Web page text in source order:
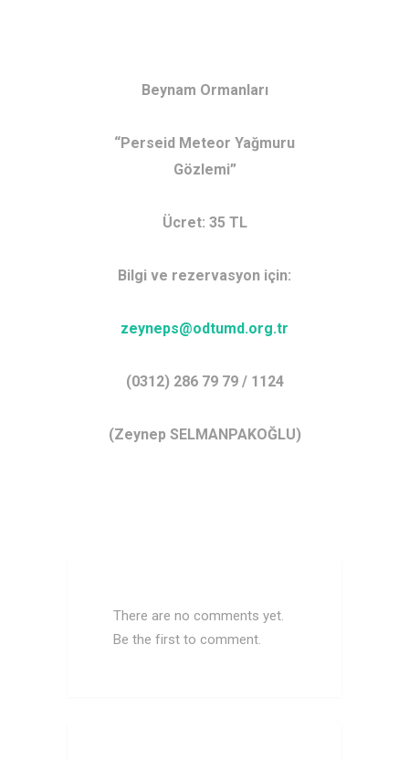
Beynam Ormanları
“Perseid Meteor Yağmuru
Gözlemi”
Ücret: 35 TL
Bilgi ve rezervasyon için:
zeyneps@odtumd.org.tr
(0312) 286 79 79 / 1124
(Zeynep SELMANPAKOĞLU)
There are no comments yet.
Be the first to comment.